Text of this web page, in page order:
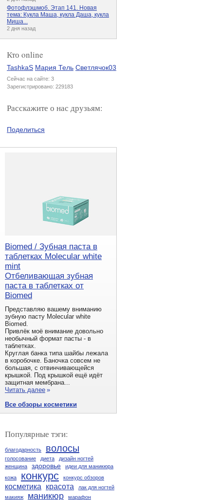
Фотофлэшмоб. Этап 141. Новая
тема: Кукла Маша, кукла Даша, кукла
Миша...
2 дня назад
Кто online
TashkaS Мария Тель Светлячок03
Сейчас на сайте: 3
Зарегистрировано: 229183
Расскажите о нас друзьям:
Поделиться
Biomed / Зубная паста в
таблетках Molecular white
mint
Отбеливающая зубная
паста в таблетках от
Biomed
Представляю вашему вниманию
зубную пасту Molecular white
Biomed.
Привлёк моё внимание довольно
необычный формат пасты - в
таблетках.
Круглая банка типа шайбы лежала
в коробочке. Баночка совсем не
большая, с отвинчивающейся
крышкой. Под крышкой ещё идёт
защитная мембрана...
Читать далее »
Все обзоры косметики
Популярные тэги:
благодарность волосы
голосование диета
дизайн ногтей
женщина
здоровье
идеи для маникюра
кожа
конкурс конкурс обзоров
косметика красота
лак для ногтей
макияж
маникюр марафон